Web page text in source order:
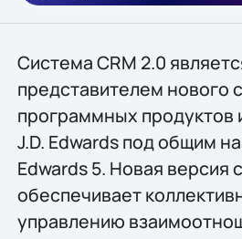
Система CRM 2.0
представителем нового
программных продуктов
J.D. Edwards под общим
Edwards 5. Новая версия
обеспечивает
управлению